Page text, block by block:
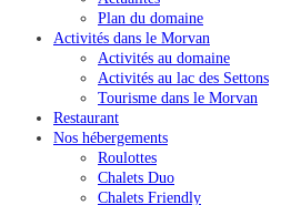
Plan du domaine
Activités dans le Morvan
Activités au domaine
Activités au lac des Settons
Tourisme dans le Morvan
Restaurant
Nos hébergements
Roulottes
Chalets Duo
Chalets Friendly